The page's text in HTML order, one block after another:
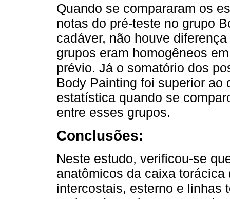
Quando se compararam os
notas do pré-teste no grupo
cadáver, não houve
grupos eram homogêneos
prévio. Já o somatório dos
Body Painting foi superior ao
estatística quando se
entre esses grupos.
Conclusões:
Neste estudo, verificou-se
anatômicos da caixa
intercostais, esterno e linhas